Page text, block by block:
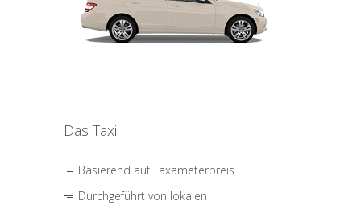
Das Taxi
Basierend auf Taxameterpreis
Durchgeführt von lokalen